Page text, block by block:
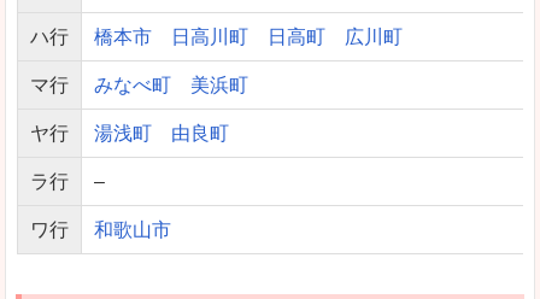
ハ行 橋本市 日高川町 日高町 広川町
マ行 みなべ町 美浜町
ヤ行 湯浅町 由良町
ラ行 –
ワ行 和歌山市